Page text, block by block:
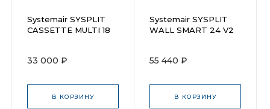
Systemair SYSPLIT
CASSETTE MULTI 18
33 000 ₽
В КОРЗИНУ
Systemair SYSPLIT
WALL SMART 24 V2
55 440 ₽
В КОРЗИНУ